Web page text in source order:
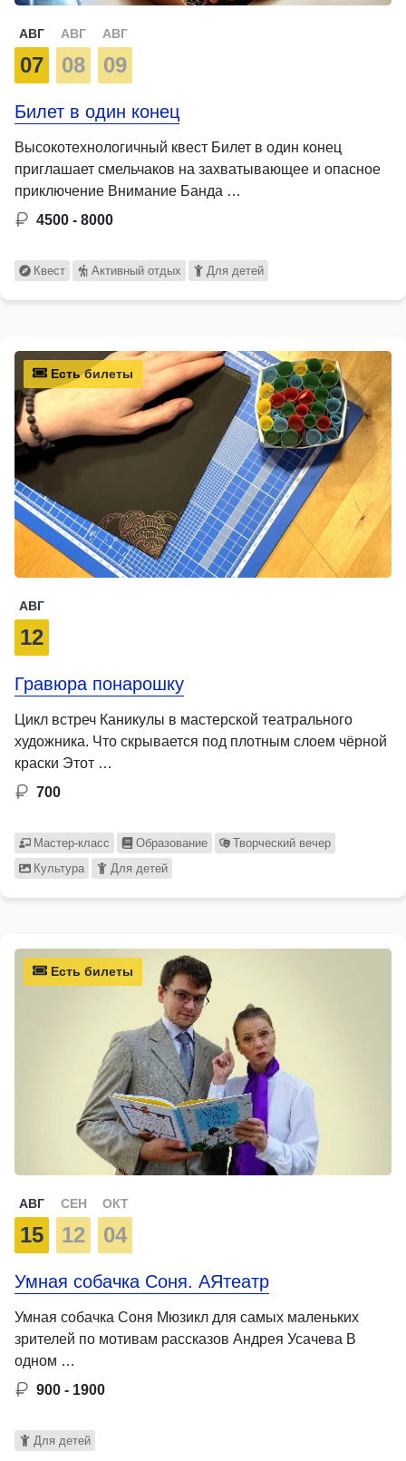
АВГ
07
АВГ
08
АВГ
09
Билет в один конец
Высокотехнологичный квест Билет в один конец
приглашает смельчаков на захватывающее и опасное
приключение Внимание Банда …
4500 - 8000
Квест Активный отдых Для детей
Есть билеты
АВГ
12
Гравюра понарошку
Цикл встреч Каникулы в мастерской театрального
художника. Что скрывается под плотным слоем чёрной
краски Этот …
700
Мастер-класс Образование
Творческий вечер
Культура
Для детей
Есть билеты
АВГ
15
СЕН
12
ОКТ
04
Умная собачка Соня. АЯтеатр
Умная собачка Соня Мюзикл для самых маленьких
зрителей по мотивам рассказов Андрея Усачева В
одном …
900 - 1900
Для детей